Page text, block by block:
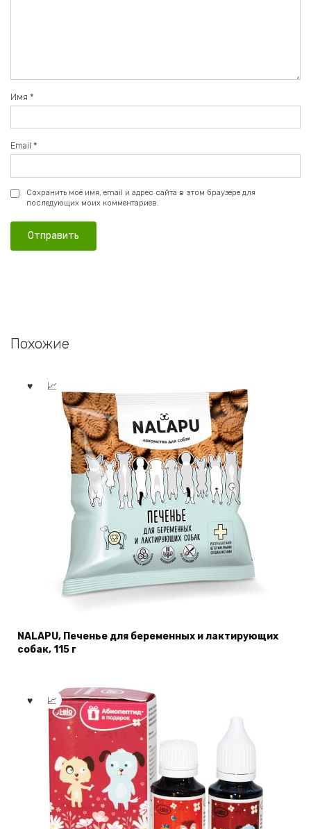
Имя *
Email *
Сохранить моё имя, email и адрес сайта в этом браузере для
последующих моих комментариев.
Похожие
NALAPU, Печенье для беременных и лактирующих
собак, 115 г